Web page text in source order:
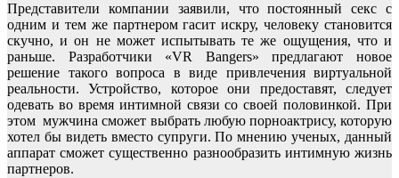
Представители компании заявили, что постоянный секс с
одним и тем же партнером гасит искру, человеку становится
скучно, и он не может испытывать те же ощущения, что и
раньше. Разработчики «VR Bangers» предлагают новое
решение такого вопроса в виде привлечения виртуальной
реальности. Устройство, которое они предоставят, следует
одевать во время интимной связи со своей половинкой. При
этом мужчина сможет выбрать любую порноактрису, которую
хотел бы видеть вместо супруги. По мнению ученых, данный
аппарат сможет существенно разнообразить интимную жизнь
партнеров.